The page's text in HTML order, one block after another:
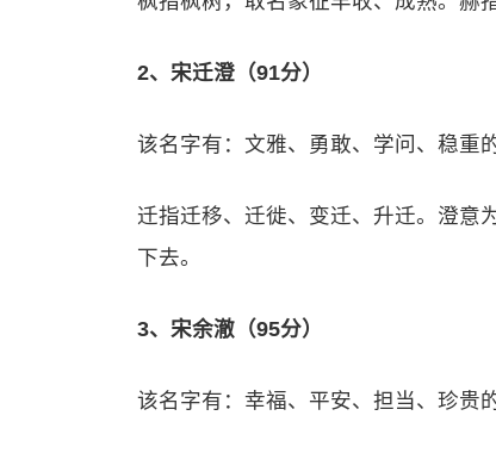
2、宋迁澄（91分）
该名字有：文雅、勇敢、学问、稳重
迁指迁移、迁徙、变迁、升迁。澄意
下去。
3、宋余澈（95分）
该名字有：幸福、平安、担当、珍贵